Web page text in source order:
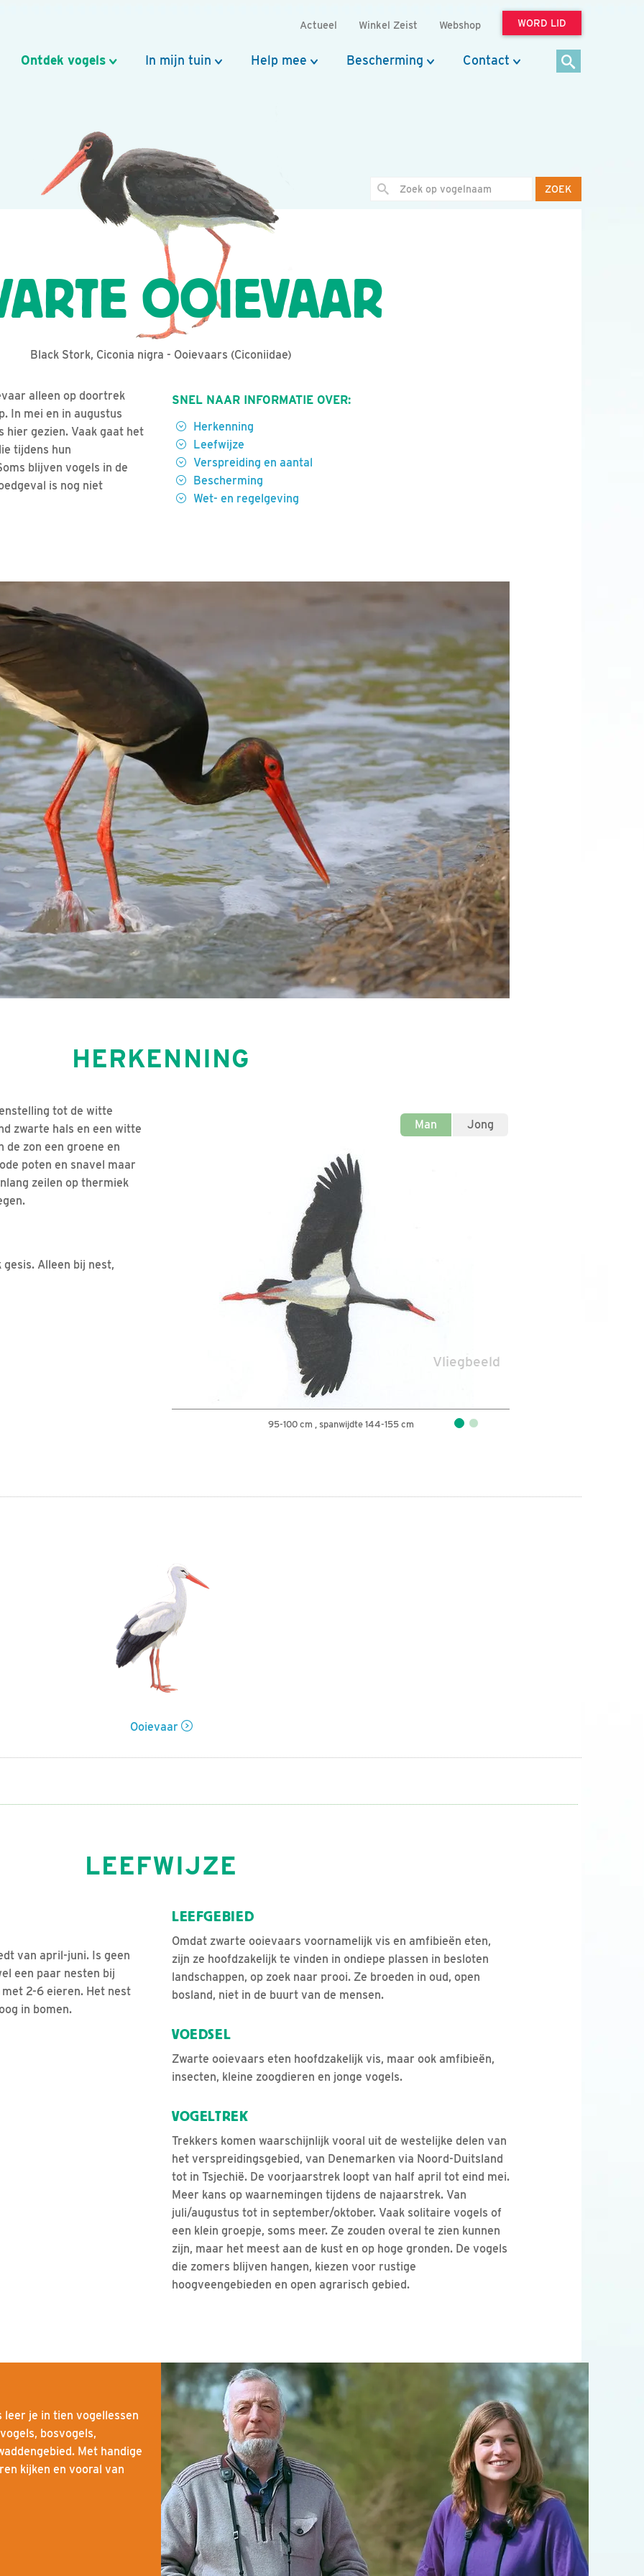
Actueel Winkel Zeist Webshop WORD LID
Ontdek vogels In mijn tuin Help mee Bescherming Contact
ZOEK
OOIEVAAR
Black Stork, Ciconia nigra - Ooievaars (Ciconiidae)
alleen op doortrek
In mei en in augustus
hier gezien. Vaak gaat het
tijdens hun
blijven vogels in de
is nog niet
SNEL NAAR INFORMATIE OVER:
Herkenning
Leefwijze
Verspreiding en aantal
Bescherming
Wet- en regelgeving
HERKENNING
tot de witte
zwarte hals en een witte
de zon een groene en
poten en snavel maar
zeilen op thermiek
Alleen bij nest,
Man Jong
Vliegbeeld
95-100 cm , spanwijdte 144-155 cm
Ooievaar
LEEFWIJZE
van april-juni. Is geen
een paar nesten bij
2-6 eieren. Het nest
in bomen.
LEEFGEBIED
Omdat zwarte ooievaars voornamelijk vis en amfibieën eten,
zijn ze hoofdzakelijk te vinden in ondiepe plassen in besloten
landschappen, op zoek naar prooi. Ze broeden in oud, open
bosland, niet in de buurt van de mensen.
VOEDSEL
Zwarte ooievaars eten hoofdzakelijk vis, maar ook amfibieën,
insecten, kleine zoogdieren en jonge vogels.
VOGELTREK
Trekkers komen waarschijnlijk vooral uit de westelijke delen van
het verspreidingsgebied, van Denemarken via Noord-Duitsland
tot in Tsjechië. De voorjaarstrek loopt van half april tot eind mei.
Meer kans op waarnemingen tijdens de najaarstrek. Van
juli/augustus tot in september/oktober. Vaak solitaire vogels of
een klein groepje, soms meer. Ze zouden overal te zien kunnen
zijn, maar het meest aan de kust en op hoge gronden. De vogels
die zomers blijven hangen, kiezen voor rustige
hoogveengebieden en open agrarisch gebied.
leer je in tien vogellessen
bosvogels,
Met handige
kijken en vooral van